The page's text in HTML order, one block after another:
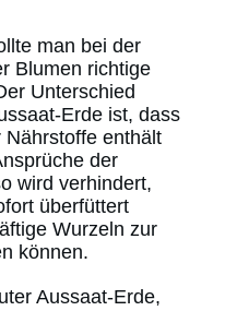
man bei der
Blumen richtige
Unterschied
Erde ist, dass
enthält
der
wird verhindert,
überfüttert
Wurzeln zur
können.
Aussaat-Erde,